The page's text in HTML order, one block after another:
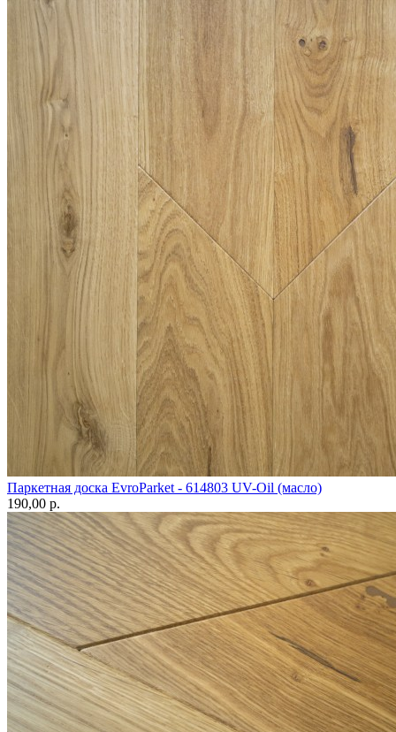
Паркетная доска EvroParket - 614803 UV-Oil (масло)
190,00 p.